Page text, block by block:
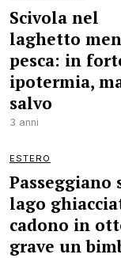
Scivola nel
laghetto
pesca: in
ipotermia,
salvo
3 anni
ESTERO
Passeggiano
lago
cadono in
grave un